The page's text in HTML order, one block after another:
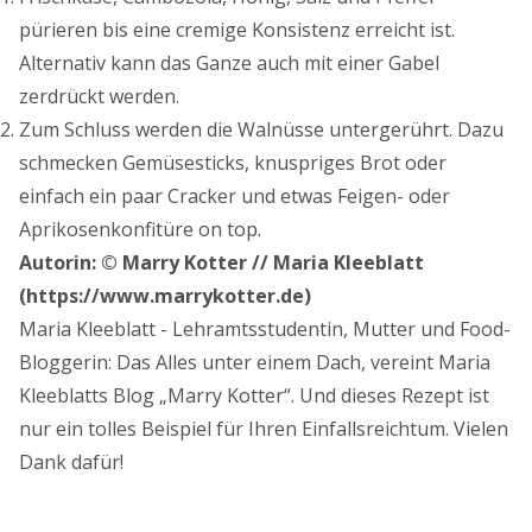
pürieren bis eine cremige Konsistenz erreicht ist.
Alternativ kann das Ganze auch mit einer Gabel
zerdrückt werden.
Zum Schluss werden die Walnüsse untergerührt. Dazu
schmecken Gemüsesticks, knuspriges Brot oder
einfach ein paar Cracker und etwas Feigen- oder
Aprikosenkonfitüre on top.
Autorin: © Marry Kotter // Maria Kleeblatt
(https://www.marrykotter.de)
Maria Kleeblatt - Lehramtsstudentin, Mutter und Food-
Bloggerin: Das Alles unter einem Dach, vereint Maria
Kleeblatts Blog „Marry Kotter“. Und dieses Rezept ist
nur ein tolles Beispiel für Ihren Einfallsreichtum. Vielen
Dank dafür!